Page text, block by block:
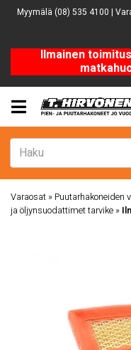
Myymälä (08) 535 4100 |
Ilmainen
Varaosat » Puutarhakoneiden
ja öljynsuodattimet tarvike »